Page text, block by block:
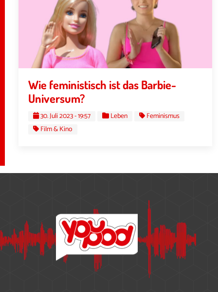
Wie feministisch ist das Barbie-
Universum?
30. Juli 2023 - 19:57 Leben
Feminismus
Film & Kino